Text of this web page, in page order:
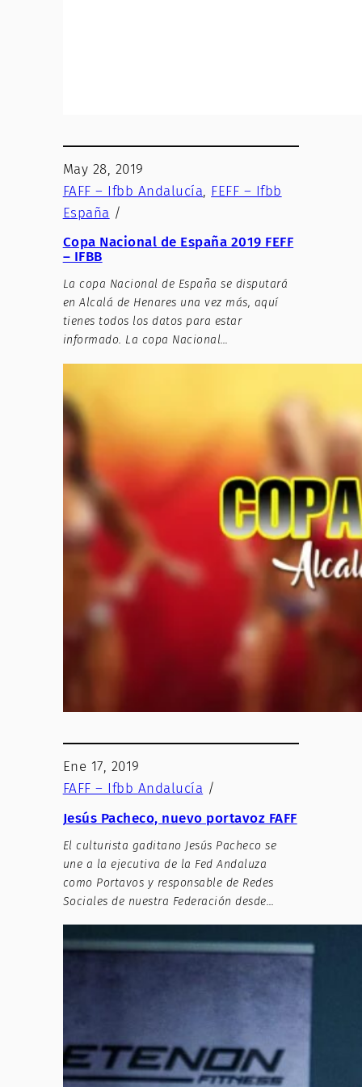
May 28, 2019
FAFF – Ifbb Andalucía, FEFF – Ifbb
España /
Copa Nacional de España 2019 FEFF
– IFBB
La copa Nacional de España se disputará
en Alcalá de Henares una vez más, aquí
tienes todos los datos para estar
informado. La copa Nacional…
Ene 17, 2019
FAFF – Ifbb Andalucía /
Jesús Pacheco, nuevo portavoz FAFF
El culturista gaditano Jesús Pacheco se
une a la ejecutiva de la Fed Andaluza
como Portavos y responsable de Redes
Sociales de nuestra Federación desde…